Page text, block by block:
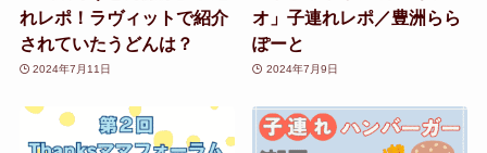
れレポ！ラヴィットで紹介
されていたうどんは？
2024年7月11日
オ」子連れレポ／豊洲らら
ぽーと
2024年7月9日